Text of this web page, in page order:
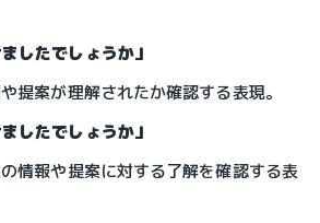
したでしょうか」
提案が理解されたか確認する表現。
したでしょうか」
情報や提案に対する了解を確認する表